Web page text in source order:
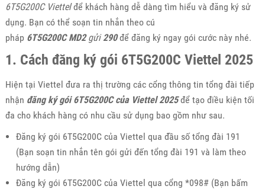
6T5G200C Viettelđể khách hàng dễ dàng tìm hiểu và đăng ký sử
dụng. Bạn có thể soạn tin nhắn theo cú
pháp 6T5G200C MD2gửi290để đăng ký ngay gói cước này nhé.
1. Cách đăng ký gói 6T5G200C Viettel 2025
Hiện tại Viettel đưa ra thị trường các cổng thông tin tổng đài tiếp
nhận đăng ký gói 6T5G200C của Viettel 2025để tạo điều kiện tối
đa cho khách hàng có nhu cầu sử dụng bao gồm như sau.
Đăng ký gói 6T5G200C của Viettel qua đầu số tổng đài 191
(Bạn soạn tin nhắn tên gói gửi đến tổng đài 191 và làm theo
hướng dẫn)
Đăng ký gói 6T5G200C của Viettel qua cổng *098# (Bạn bấm